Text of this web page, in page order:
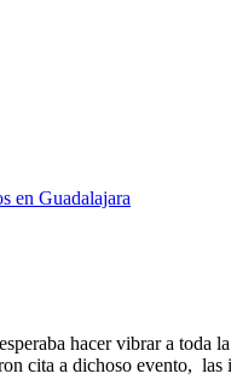
en Guadalajara
hacer vibrar a toda
cita a dichoso evento,